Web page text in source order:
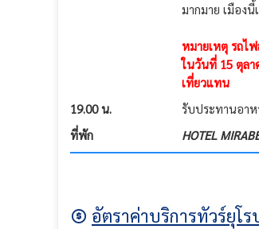
มากมาย เมือง
หมายเหตุ รถไ
ในวันที่ 15 ตุลา
เที่ยวแทน
19.00 น.
รับประทานอา
ที่พัก
HOTEL
อัตราค่าบริการทัวร์ยุโ